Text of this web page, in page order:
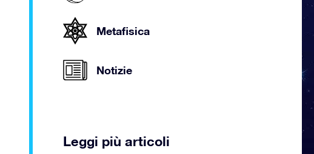
Metafisica
Notizie
Leggi più articoli